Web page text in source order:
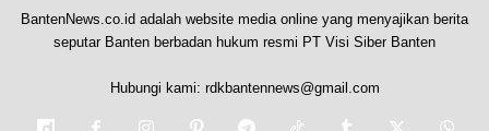
BantenNews.co.id adalah website media online yang menyajikan berita
seputar Banten berbadan hukum resmi PT Visi Siber Banten
Hubungi kami: rdkbantennews@gmail.com